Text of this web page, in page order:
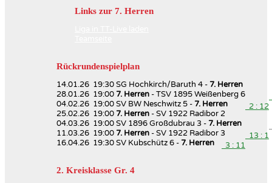
Links zur 7. Herren
Rückrundenspielplan
14.01.26 19:30 SG Hochkirch/Baruth 4 -7. Herren
28.01.26 19:007. Herren - TSV 1895 Weißenberg 6
04.02.26 19:00 SV BW Neschwitz 5 -7. Herren 2 : 12
25.02.26 19:007. Herren - SV 1922 Radibor 2
04.03.26 19:00 SV 1896 Großdubrau 3 -7. Herren
11.03.26 19:007. Herren - SV 1922 Radibor 3 13 : 1
16.04.26 19:30 SV Kubschütz 6 -7. Herren 3 : 11
2. Kreisklasse Gr. 4